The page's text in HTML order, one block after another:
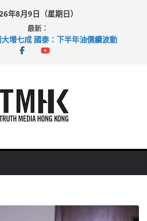
年8月9日（星期日）
最新：
增七成 國泰：下半年油價續波動
身賽挫維拉 啟德主場館奪錦標